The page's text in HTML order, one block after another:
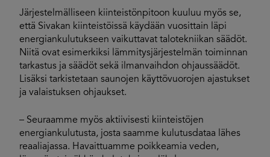
Järjestelmälliseen kiinteistönpitoon kuuluu myös se,
että Sivakan kiinteistöissä käydään vuosittain läpi
energiankulutukseen vaikuttavat talotekniikan säädöt.
Niitä ovat esimerkiksi lämmitysjärjestelmän toiminnan
tarkastus ja säädöt sekä ilmanvaihdon ohjaussäädöt.
Lisäksi tarkistetaan saunojen käyttövuorojen ajastukset
ja valaistuksen ohjaukset.
– Seuraamme myös aktiivisesti kiinteistöjen
energiankulutusta, josta saamme kulutusdataa lähes
reaaliajassa. Havaittuamme poikkeamia veden,